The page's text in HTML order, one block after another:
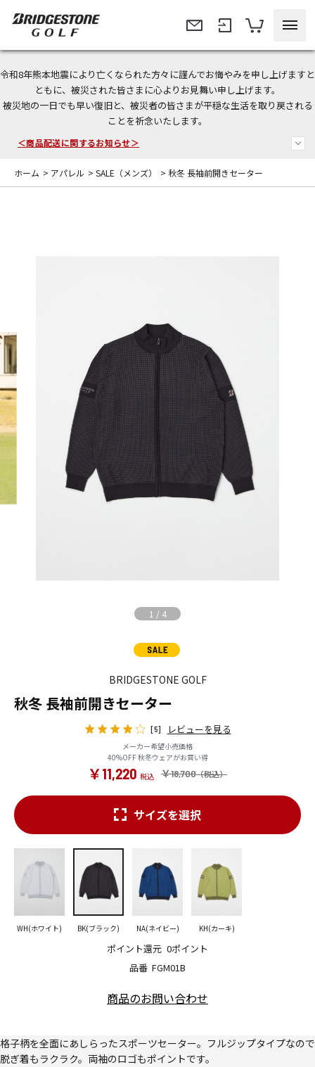
令和8年熊本地震により亡くなられた方々に謹んでお悔やみを申し上げますと
ともに、被災された皆さまに心よりお見舞い申し上げます。
被災地の一日でも早い復旧と、被災者の皆さまが平穏な生活を取り戻される
ことを祈念いたします。
今なら新規会員登録で1,000円OFFクーポンプレゼント！
＜商品配送に関するお知らせ＞
＜夏季休暇中のご注文・発送・お問い合わせ＞
ホーム > アパレル > SALE（メンズ） > 秋冬 長袖前開きセーター
1 / 4
BRIDGESTONE GOLF
秋冬 長袖前開きセーター
[5] レビューを見る
メーカー希望小売価格
40%OFF 秋冬ウェアがお買い得
￥18,700
￥11,220
品番 FGM01B
ポイント還元 0ポイント
サイズを選択
WH(ホワイト) BK(ブラック) NA(ネイビー) KH(カーキ)
商品のお問い合わせ
格子柄を全面にあしらったスポーツセーター。フルジップタイプなので
脱ぎ着もラクラク。両袖のロゴもポイントです。